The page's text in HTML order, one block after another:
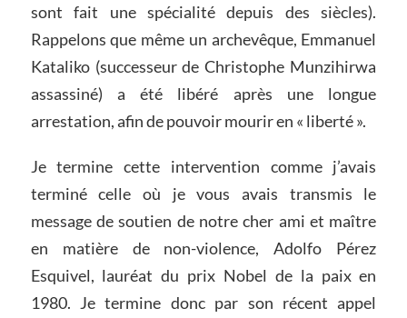
sont fait une spécialité depuis des siècles).
Rappelons que même un archevêque, Emmanuel
Kataliko (successeur de Christophe Munzihirwa
assassiné) a été libéré après une longue
arrestation, afin de pouvoir mourir en « liberté ».
Je termine cette intervention comme j’avais
terminé celle où je vous avais transmis le
message de soutien de notre cher ami et maître
en matière de non-violence, Adolfo Pérez
Esquivel, lauréat du prix Nobel de la paix en
1980. Je termine donc par son récent appel